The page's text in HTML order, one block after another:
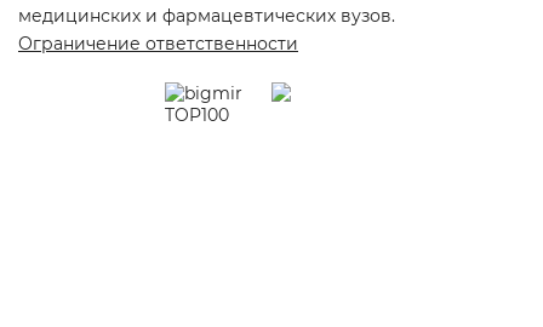
медицинских и фармацевтических вузов.
Ограничение ответственности